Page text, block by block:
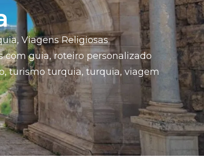
, Viagens Religiosas
com guia, roteiro personalizado
, turismo turquia, turquia, viagem